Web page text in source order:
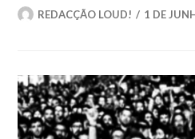
REDACÇÃO LOUD! 1 DE